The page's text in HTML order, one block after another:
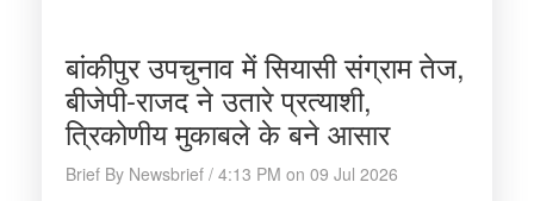
बांकीपुर उपचुनाव में सियासी संग्राम तेज,
बीजेपी-राजद ने उतारे प्रत्याशी,
त्रिकोणीय मुकाबले के बने आसार
Brief By Newsbrief / 4:13 PM on 09 Jul 2026